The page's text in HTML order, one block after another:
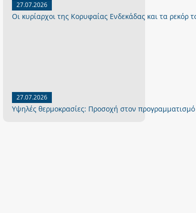
27.07.2026
Οι κυρίαρχοι της Κορυφαίας Ενδεκάδας και τα ρεκόρ
27.07.2026
Yψηλές θερμοκρασίες: Προσοχή στον